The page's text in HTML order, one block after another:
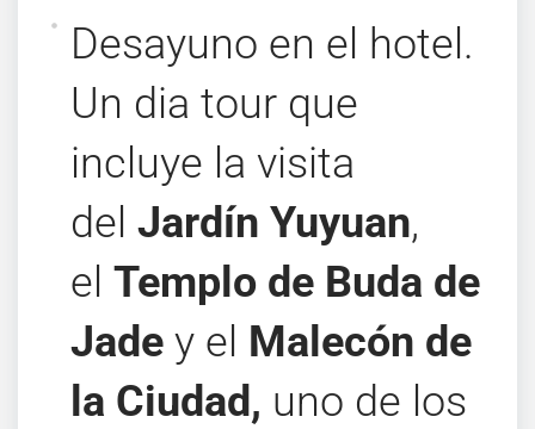
Desayuno en el hotel.
Un dia tour que
incluye la visita
del Jardín Yuyuan,
el Templo de Buda de
Jade y el Malecón de
la Ciudad, uno de los